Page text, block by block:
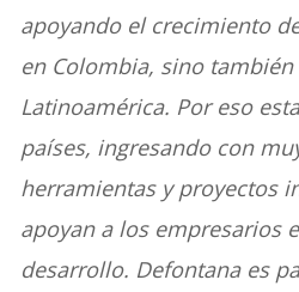
apoyando el crecimiento
en Colombia, sino
Latinoamérica. Por eso
países, ingresando con
herramientas y proyectos
apoyan a los empresarios
desarrollo. Defontana es